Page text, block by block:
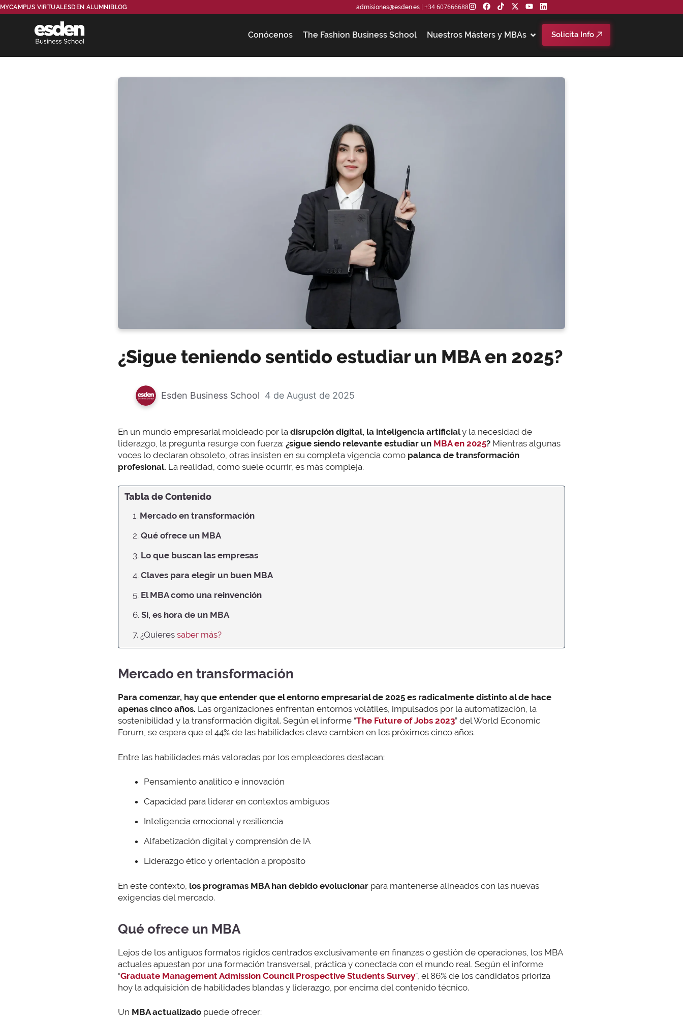
MYCAMPUS VIRTUALESDEN ALUMNI BLOG admisiones@esden.es| +34 607666688
Conócenos The Fashion Business School Nuestros Másters y MBAs Solicita Info
¿Sigue teniendo sentido estudiar un MBA en 2025?
Esden Business School 4 de August de 2025
En un mundo empresarial moldeado por la disrupción digital, la inteligencia artificialy la necesidad de
liderazgo, la pregunta resurge con fuerza: ¿sigue siendo relevante estudiar un MBA en 2025? Mientras algunas
voces lo declaran obsoleto, otras insisten en su completa vigencia como palanca de transformación
profesional. La realidad, como suele ocurrir, es más compleja.
Tabla de Contenido
1. Mercado en transformación
2. Qué ofrece un MBA
3. Lo que buscan las empresas
4. Claves para elegir un buen MBA
5. El MBA como una reinvención
6. Sí, es hora de un MBA
7. ¿Quieres saber más?
Mercado en transformación
Para comenzar, hay que entender que el entorno empresarial de 2025 es radicalmente distinto al de hace
apenas cinco años. Las organizaciones enfrentan entornos volátiles, impulsados por la automatización, la
sostenibilidad y la transformación digital. Según el informe “The Future of Jobs 2023” del World Economic
Forum, se espera que el 44% de las habilidades clave cambien en los próximos cinco años.
Entre las habilidades más valoradas por los empleadores destacan:
Pensamiento analítico e innovación
Capacidad para liderar en contextos ambiguos
Inteligencia emocional y resiliencia
Alfabetización digital y comprensión de IA
Liderazgo ético y orientación a propósito
En este contexto, los programas MBA han debido evolucionar para mantenerse alineados con las nuevas
exigencias del mercado.
Qué ofrece un MBA
Lejos de los antiguos formatos rígidos centrados exclusivamente en finanzas o gestión de operaciones, los MBA
actuales apuestan por una formación transversal, práctica y conectada con el mundo real. Según el informe
“Graduate Management Admission Council Prospective Students Survey”, el 86% de los candidatos prioriza
hoy la adquisición de habilidades blandas y liderazgo, por encima del contenido técnico.
Un MBA actualizado puede ofrecer: